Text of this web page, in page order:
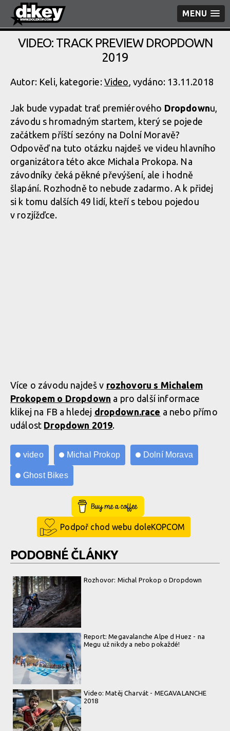
MENU
VIDEO: TRACK PREVIEW DROPDOWN
2019
Autor: Keli, kategorie: Video, vydáno: 13.11.2018
Jak bude vypadat trať premiérového Dropdownu,
závodu s hromadným startem, který se pojede
začátkem příští sezóny na Dolní Moravě?
Odpověď na tuto otázku najdeš ve videu hlavního
organizátora této akce Michala Prokopa. Na
závodníky čeká pěkné převýšení, ale i hodně
šlapání. Rozhodně to nebude zadarmo. A k přidej
si k tomu dalších 49 lidí, kteří s tebou pojedou
v rozjížďce.
Více o závodu najdeš v rozhovoru s Michalem
Prokopem o Dropdown a pro další informace
klikej na FB a hledej dropdown.race a nebo přímo
událost Dropdown 2019.
video Michal Prokop Dolní Morava
Ghost Bikes
Buy Me a Coffee
Podpoř chod webu doleKOPCOM
PODOBNÉ ČLÁNKY
Rozhovor: Michal Prokop o Dropdown
Report: Megavalanche Alpe d Huez - na
Megu už nikdy a nebo pokaždé!
Video: Matěj Charvát - MEGAVALANCHE
2018